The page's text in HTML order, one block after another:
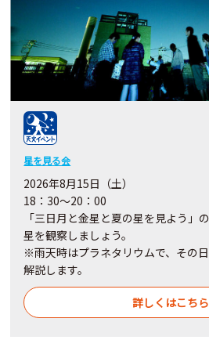
星を見る会
2026年8月15日（土）
18：30～20：00
「三日月と金星と夏の星を見よう」
星を観察しましょう。
※雨天時はプラネタリウムで、その
解説します。
詳しくはこちら